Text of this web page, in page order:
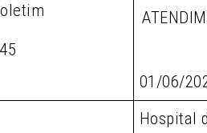
01/06/
Hospital d